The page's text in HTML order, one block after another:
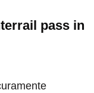
pass in